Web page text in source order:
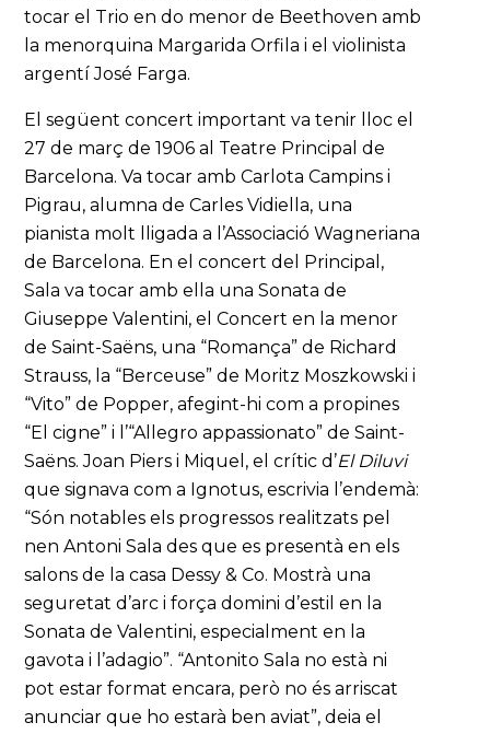
tocar el Trio en do menor de Beethoven amb
la menorquina Margarida Orfila i el violinista
argentí José Farga.
El següent concert important va tenir lloc el
27 de març de 1906 al Teatre Principal de
Barcelona. Va tocar amb Carlota Campins i
Pigrau, alumna de Carles Vidiella, una
pianista molt lligada a l’Associació Wagneriana
de Barcelona. En el concert del Principal,
Sala va tocar amb ella una Sonata de
Giuseppe Valentini, el Concert en la menor
de Saint-Saëns, una “Romança” de Richard
Strauss, la “Berceuse” de Moritz Moszkowski i
“Vito” de Popper, afegint-hi com a propines
“El cigne” i l’“Allegro appassionato” de Saint-
Saëns. Joan Piers i Miquel, el crític d’El Diluvi
que signava com a Ignotus, escrivia l’endemà:
“Són notables els progressos realitzats pel
nen Antoni Sala des que es presentà en els
salons de la casa Dessy & Co. Mostrà una
seguretat d’arc i força domini d’estil en la
Sonata de Valentini, especialment en la
gavota i l’adagio”. “Antonito Sala no està ni
pot estar format encara, però no és arriscat
anunciar que ho estarà ben aviat”, deia el